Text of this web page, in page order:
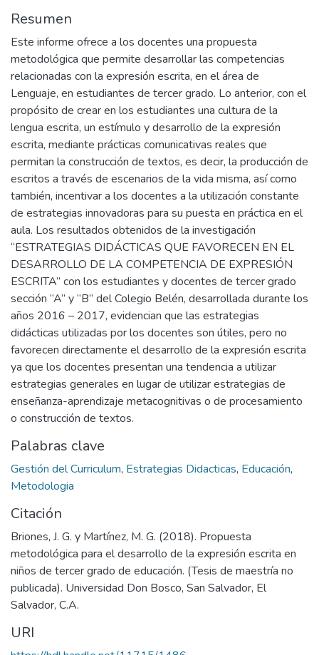
Resumen
Este informe ofrece a los docentes una propuesta
metodológica que permite desarrollar las competencias
relacionadas con la expresión escrita, en el área de
Lenguaje, en estudiantes de tercer grado. Lo anterior, con el
propósito de crear en los estudiantes una cultura de la
lengua escrita, un estímulo y desarrollo de la expresión
escrita, mediante prácticas comunicativas reales que
permitan la construcción de textos, es decir, la producción de
escritos a través de escenarios de la vida misma, así como
también, incentivar a los docentes a la utilización constante
de estrategias innovadoras para su puesta en práctica en el
aula. Los resultados obtenidos de la investigación
“ESTRATEGIAS DIDÁCTICAS QUE FAVORECEN EN EL
DESARROLLO DE LA COMPETENCIA DE EXPRESIÓN
ESCRITA” con los estudiantes y docentes de tercer grado
sección “A” y “B” del Colegio Belén, desarrollada durante los
años 2016 – 2017, evidencian que las estrategias
didácticas utilizadas por los docentes son útiles, pero no
favorecen directamente el desarrollo de la expresión escrita
ya que los docentes presentan una tendencia a utilizar
estrategias generales en lugar de utilizar estrategias de
enseñanza-aprendizaje metacognitivas o de procesamiento
o construcción de textos.
Palabras clave
Gestión del Curriculum, Estrategias Didacticas, Educación,
Metodologia
Citación
Briones, J. G. y Martínez, M. G. (2018). Propuesta
metodológica para el desarrollo de la expresión escrita en
niños de tercer grado de educación. (Tesis de maestría no
publicada). Universidad Don Bosco, San Salvador, El
Salvador, C.A.
URI